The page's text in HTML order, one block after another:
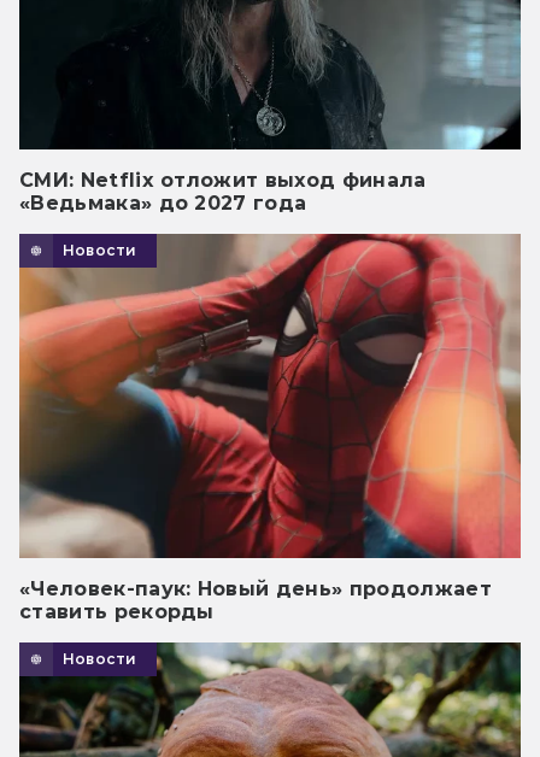
СМИ: Netflix отложит выход финала
«Ведьмака» до 2027 года
Новости
«Человек-паук: Новый день» продолжает
ставить рекорды
Новости